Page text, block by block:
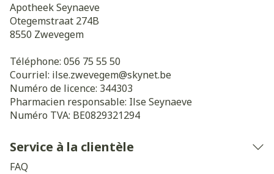
Apotheek Seynaeve
Otegemstraat 274B
8550 Zwevegem
Téléphone: 056 75 55 50
Courriel: ilse.zwevegem@skynet.be
Numéro de licence: 344303
Pharmacien responsable: Ilse Seynaeve
Numéro TVA: BE0829321294
Service à la clientèle
FAQ